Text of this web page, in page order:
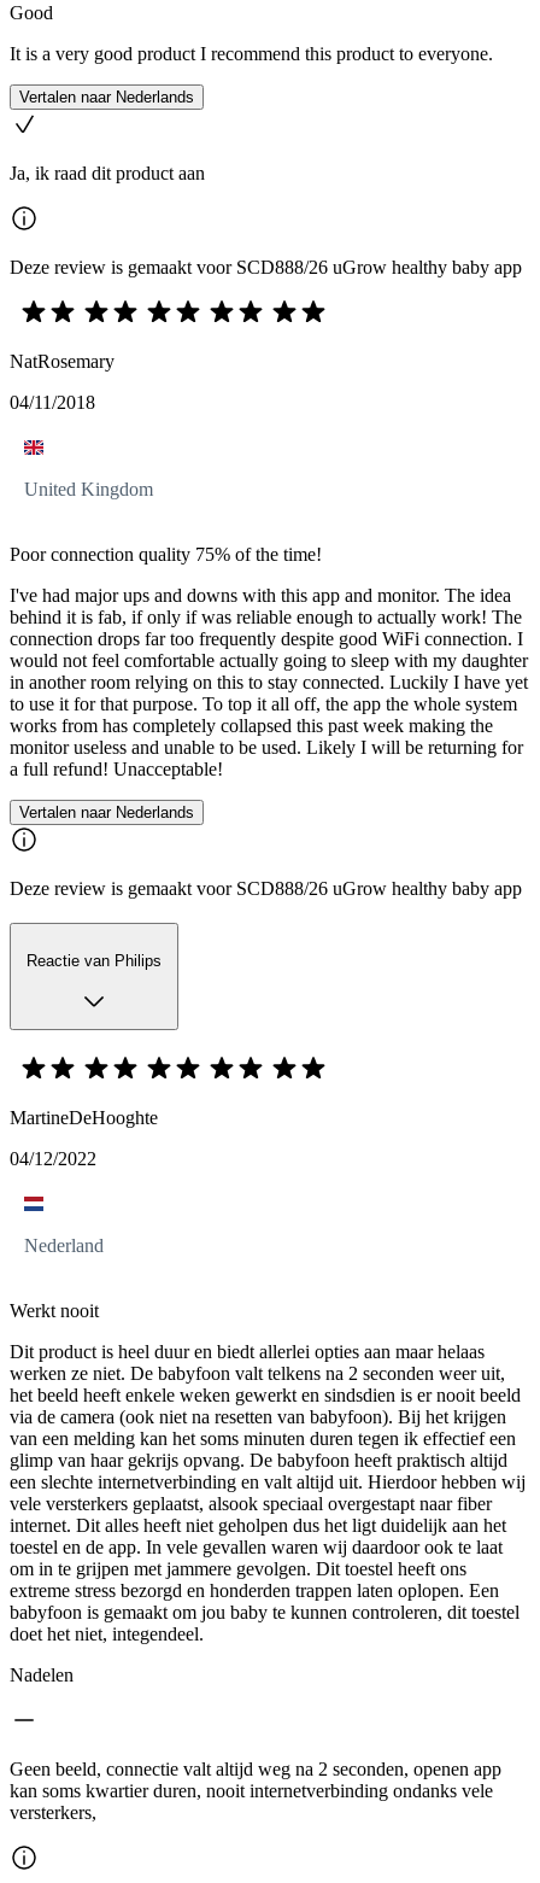
Good
It is a very good product I recommend this product to everyone.
Vertalen naar Nederlands
Ja, ik raad dit product aan
Deze review is gemaakt voor SCD888/26 uGrow healthy baby app
NatRosemary
04/11/2018
United Kingdom
Poor connection quality 75% of the time!
I've had major ups and downs with this app and monitor. The idea
behind it is fab, if only if was reliable enough to actually work! The
connection drops far too frequently despite good WiFi connection. I
would not feel comfortable actually going to sleep with my daughter
in another room relying on this to stay connected. Luckily I have yet
to use it for that purpose. To top it all off, the app the whole system
works from has completely collapsed this past week making the
monitor useless and unable to be used. Likely I will be returning for
a full refund! Unacceptable!
Vertalen naar Nederlands
Deze review is gemaakt voor SCD888/26 uGrow healthy baby app
Reactie van Philips
MartineDeHooghte
04/12/2022
Nederland
Werkt nooit
Dit product is heel duur en biedt allerlei opties aan maar helaas
werken ze niet. De babyfoon valt telkens na 2 seconden weer uit,
het beeld heeft enkele weken gewerkt en sindsdien is er nooit beeld
via de camera (ook niet na resetten van babyfoon). Bij het krijgen
van een melding kan het soms minuten duren tegen ik effectief een
glimp van haar gekrijs opvang. De babyfoon heeft praktisch altijd
een slechte internetverbinding en valt altijd uit. Hierdoor hebben wij
vele versterkers geplaatst, alsook speciaal overgestapt naar fiber
internet. Dit alles heeft niet geholpen dus het ligt duidelijk aan het
toestel en de app. In vele gevallen waren wij daardoor ook te laat
om in te grijpen met jammere gevolgen. Dit toestel heeft ons
extreme stress bezorgd en honderden trappen laten oplopen. Een
babyfoon is gemaakt om jou baby te kunnen controleren, dit toestel
doet het niet, integendeel.
Nadelen
Geen beeld, connectie valt altijd weg na 2 seconden, openen app
kan soms kwartier duren, nooit internetverbinding ondanks vele
versterkers,